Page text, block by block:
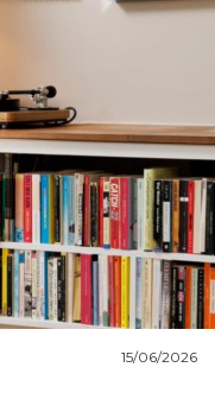
15/06/2026